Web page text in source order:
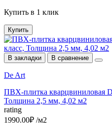
Купить в 1 клик
Купить
В закладки В сравнение
De Art
ПВХ-плитка кварцвиниловая
Толщина 2,5 мм, 4,02 м2
rating
1990.00₽ /м2